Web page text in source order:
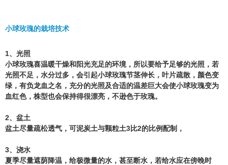
小球玫瑰的栽培技术
1、 光照
小球玫瑰喜温暖干燥和阳光充足的环境，所以要给予足够的光照，若
光照不足，水分过多，会引起小球玫瑰节茎伸长，叶片疏散，颜色变
绿，有负龙血之名，充分的光照及合适的温差巨大会使小球玫瑰变为
血红色，株型也会保持得很漂亮，不逊色于玫瑰。
2、 盆土
盆土尽量疏松透气，可泥炭土与颗粒土3比2的比例配制，
3、 浇水
夏季尽量遮荫降温，给极微量的水，甚至断水，若给水应在傍晚时